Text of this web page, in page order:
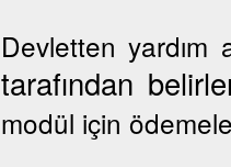
Devletten
tarafından
modül için